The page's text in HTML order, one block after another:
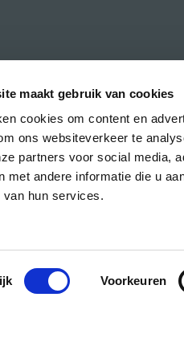
maakt gebruik van cookies
cookies om content en
ons websiteverkeer te
partners voor social media,
met andere informatie die u
van hun services.
Voorkeuren
newsletter with the latest news
presentations.